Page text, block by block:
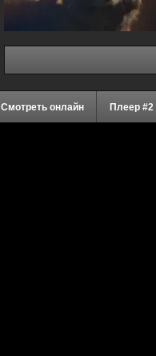
Смотреть онлайн Плеер #2